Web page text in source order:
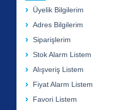
Üyelik Bilgilerim
Adres Bilgilerim
Siparişlerim
Stok Alarm Listem
Alışveriş Listem
Fiyat Alarm Listem
Favori Listem